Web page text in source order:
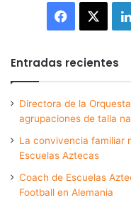
Facebook
Entradas recientes
Directora de la
agrupaciones de talla
La convivencia familiar
Escuelas Aztecas
Coach de Escuelas
Football en Alemania